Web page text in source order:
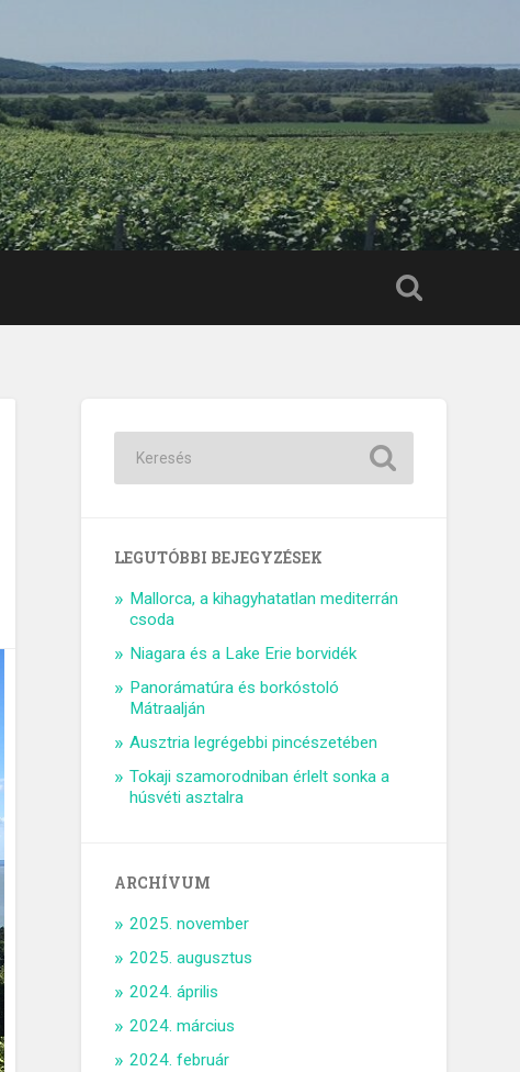
LEGUTÓBBI BEJEGYZÉSEK
Mallorca, a kihagyhatatlan mediterrán
csoda
Niagara és a Lake Erie borvidék
Panorámatúra és borkóstoló
Mátraalján
Ausztria legrégebbi pincészetében
Tokaji szamorodniban érlelt sonka a
húsvéti asztalra
ARCHÍVUM
2025. november
2025. augusztus
2024. április
2024. március
2024. február